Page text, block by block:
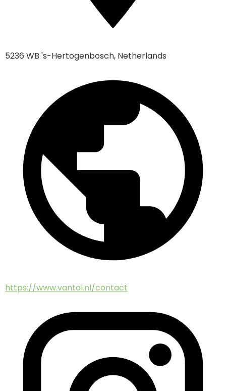
5236 WB 's-Hertogenbosch, Netherlands
https://www.vantol.nl/contact